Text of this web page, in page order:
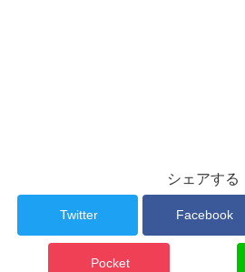
シェアする
Twitter Facebook
Pocket